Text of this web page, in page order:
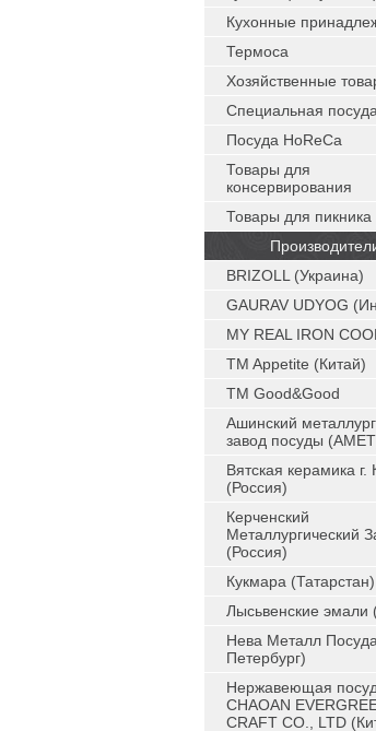
Кухонные
Термоса
Хозяйственные
Специальная посуда
Посуда HoReCa
Товары для
консервирования
Товары для пикника
BRIZOLL (Украина)
GAURAV UDYOG
MY REAL IRON
TM Appetite (Китай)
TM Good&Good
Ашинский
завод посуды
Вятская керамика г.
(Россия)
Керченский
Металлургический
(Россия)
Кукмара (Татарстан)
Лысьвенские эмали
Нева Металл
Петербург)
Нержавеющая
CHAOAN
CRAFT CO., LTD